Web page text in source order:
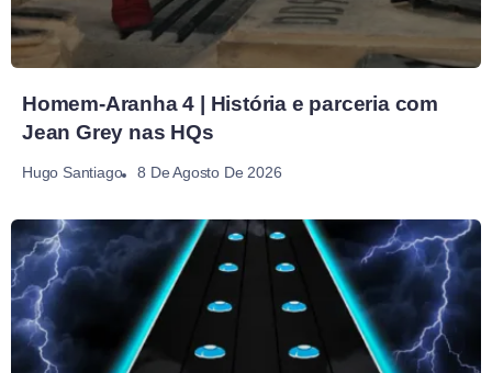
Homem-Aranha 4 | História e parceria com
Jean Grey nas HQs
Hugo Santiago 8 De Agosto De 2026